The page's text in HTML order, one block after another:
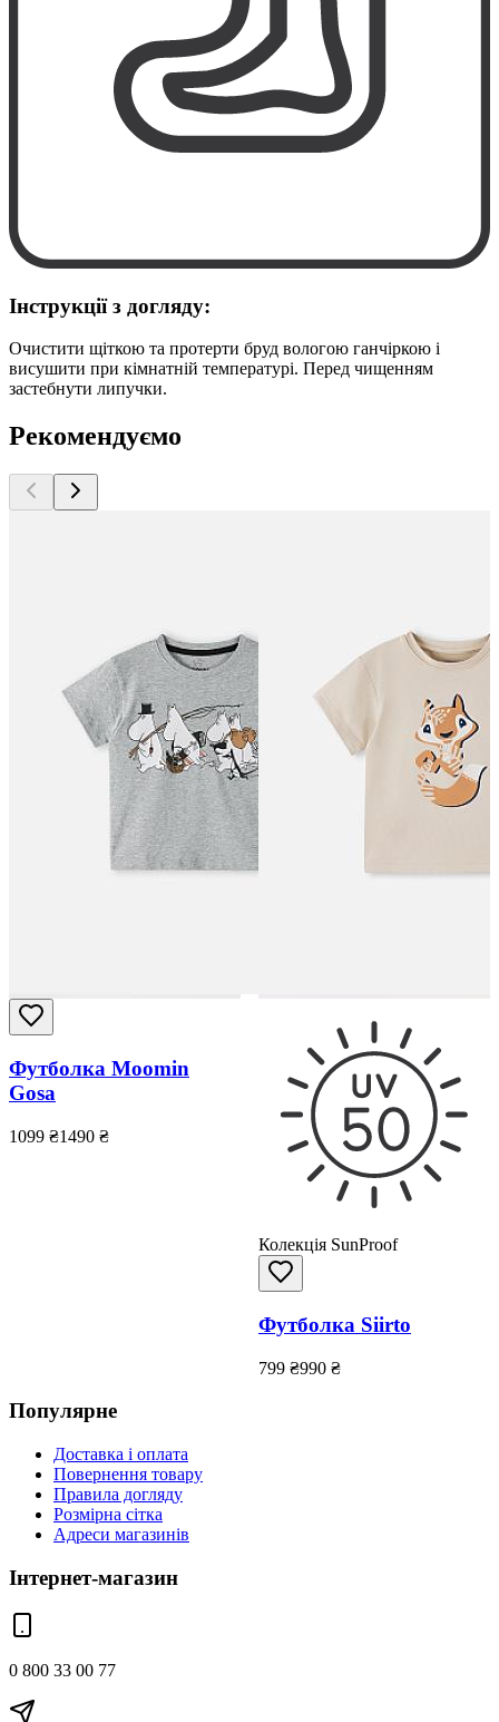
Інструкції з догляду:
Очистити щіткою та протерти бруд вологою ганчіркою і
висушити при кімнатній температурі. Перед чищенням
застебнути липучки.
Рекомендуємо
Футболка Moomin
Gosa
1099 ₴1490 ₴
Колекція SunProof
Футболка Siirto
799 ₴990 ₴
Популярне
Доставка і оплата
Повернення товару
Правила догляду
Розмірна сітка
Адреси магазинів
Інтернет-магазин
0 800 33 00 77